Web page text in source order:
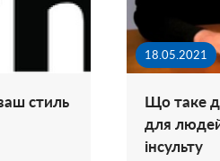
стиль
18.05.2021
Що таке
для людей
інсульту